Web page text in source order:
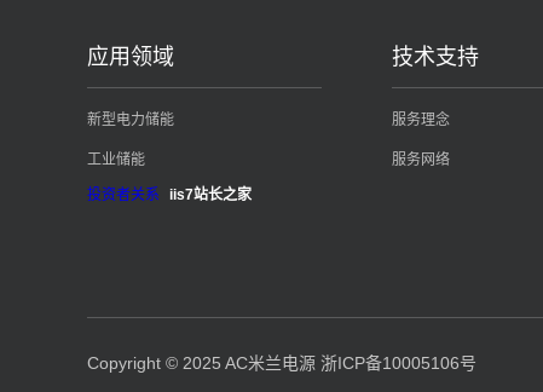
应用领域
新型电力储能
工业储能
投资者关系 iis7站长之家
技术支持
服务理念
服务网络
Copyright © 2025 AC米兰电源 浙ICP备10005106号